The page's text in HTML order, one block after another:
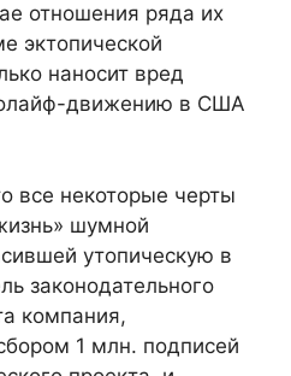
отношения ряда их
эктопической
наносит вред
движению в США
все некоторые черты
шумной
утопическую в
законодательного
компания,
1 млн. подписей